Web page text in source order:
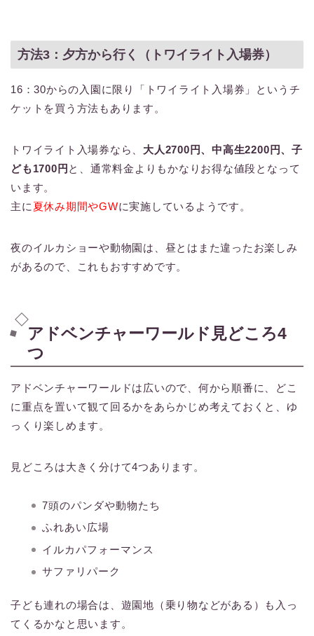
方法3：夕方から行く（トワイライト入場券）
16：30からの入園に限り「トワイライト入場券」というチ
ケットを買う方法もあります。
トワイライト入場券なら、 大人2700円、中高生2200円、子
ども1700円 と、通常料金よりもかなりお得な値段となって
います。
主に 夏休み期間やGWに実施しているようです。
夜のイルカショーや動物園は、昼とはまた違ったお楽しみ
があるので、これもおすすめです。
アドベンチャーワールド見どころ4
つ
アドベンチャーワールドは広いので、何から順番に、どこ
に重点を置いて観て回るかをあらかじめ考えておくと、ゆ
っくり楽しめます。
見どころは大きく分けて4つあります。
7頭のパンダや動物たち
ふれあい広場
イルカパフォーマンス
サファリパーク
子ども連れの場合は、遊園地（乗り物などがある）も入っ
てくるかなと思います。